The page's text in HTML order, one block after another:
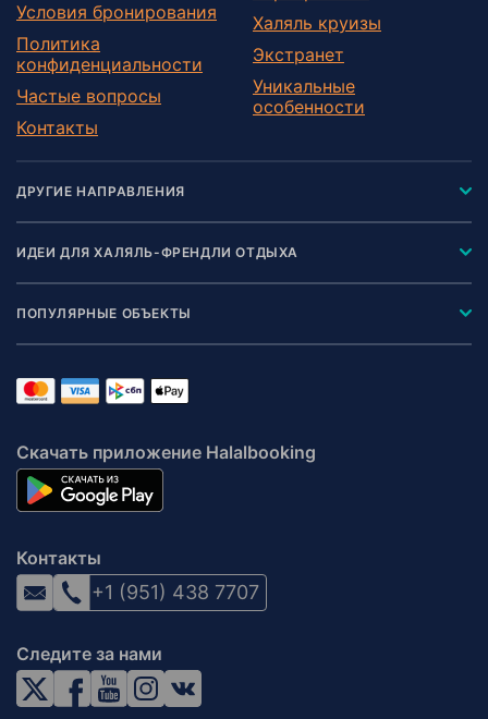
Условия бронирования
Политика
конфиденциальности
Частые вопросы
Контакты
Халяль круизы
Экстранет
Уникальные
особенности
ДРУГИЕ НАПРАВЛЕНИЯ
ИДЕИ ДЛЯ ХАЛЯЛЬ-ФРЕНДЛИ ОТДЫХА
ПОПУЛЯРНЫЕ ОБЪЕКТЫ
Скачать приложение Halalbooking
Контакты
+1 (951) 438 7707
Следите за нами